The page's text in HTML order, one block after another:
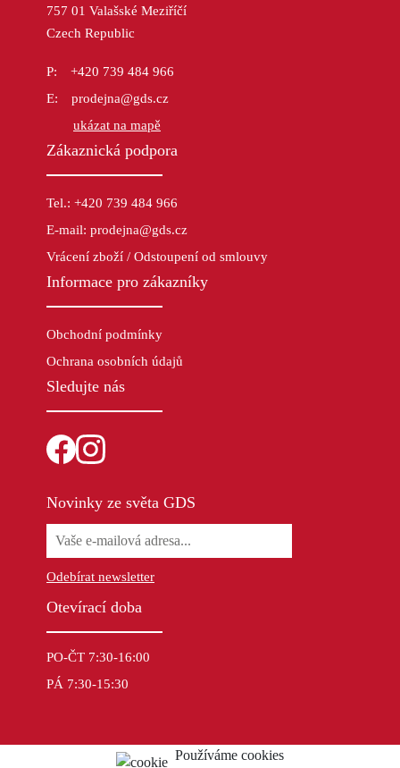
757 01 Valašské Meziříčí
Czech Republic
+420 739 484 966
prodejna@gds.cz
ukázat na mapě
Zákaznická podpora
Tel.: +420 739 484 966
E-mail: prodejna@gds.cz
Vrácení zboží / Odstoupení od smlouvy
Informace pro zákazníky
Obchodní podmínky
Ochrana osobních údajů
Sledujte nás
Novinky ze světa GDS
Odebírat newsletter
Otevírací doba
PO-ČT 7:30-16:00
PÁ 7:30-15:30
Používáme cookies